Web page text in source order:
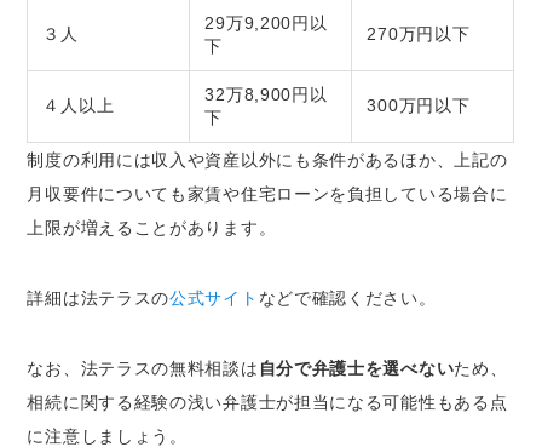
３人
29万9,200円以
下
270万円以下
４人以上
32万8,900円以
下
300万円以下
制度の利用には収入や資産以外にも条件があるほか、上記の
月収要件についても家賃や住宅ローンを負担している場合に
上限が増えることがあります。
詳細は法テラスの公式サイト などで確認ください。
なお、法テラスの無料相談は 自分で弁護士を選べないため、
相続に関する経験の浅い弁護士が担当になる可能性もある点
に注意しましょう。